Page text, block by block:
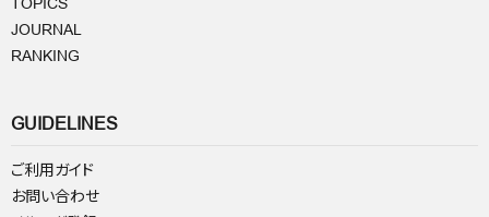
JOURNAL
RANKING
GUIDELINES
ご利用ガイド
お問い合わせ